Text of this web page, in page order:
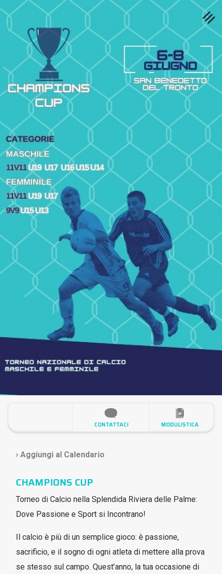
MODULISTICA
CONTATTACI
› Aggiungi al Calendario
CHAMPIONS CUP
Torneo di Calcio nella Splendida Riviera delle Palme:
Dove Passione e Sport si Incontrano!
Il calcio è più di un semplice gioco: è passione,
sacrificio, e il sogno di ogni atleta di mettere alla prova
se stesso sul campo. Quest’anno, la tua occasione di